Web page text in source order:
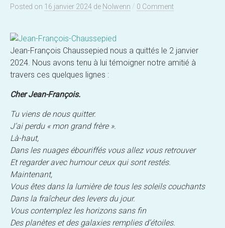
Posted on 16 janvier 2024 de Nolwenn / 0 Comment
Jean-François Chaussepied nous a quittés le 2 janvier
2024. Nous avons tenu à lui témoigner notre amitié à
travers ces quelques lignes :
Cher Jean-François.
Tu viens de nous quitter.
J’ai perdu « mon grand frère ».
Là-haut,
Dans les nuages ébouriffés vous allez vous retrouver
Et regarder avec humour ceux qui sont restés.
Maintenant,
Vous êtes dans la lumière de tous les soleils couchants
Dans la fraîcheur des levers du jour.
Vous contemplez les horizons sans fin
Des planètes et des galaxies remplies d’étoiles.